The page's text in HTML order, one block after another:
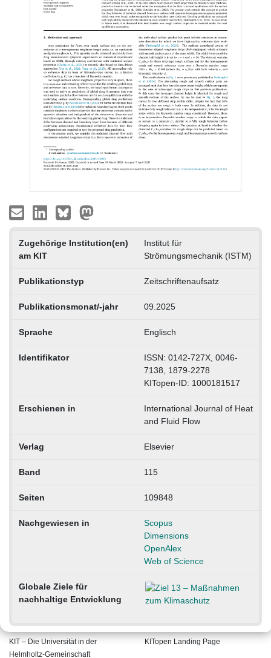
Zugehörige Institution(en)
am KIT
Institut für
Strömungsmechanik (ISTM)
Publikationstyp Zeitschriftenaufsatz
Publikationsmonat/-jahr 09.2025
Sprache Englisch
Identifikator
ISSN: 0142-727X, 0046-
7138, 1879-2278
KITopen-ID: 1000181517
Erschienen in
International Journal of Heat
and Fluid Flow
Verlag Elsevier
Band 115
Seiten 109848
Nachgewiesen in
Scopus
Dimensions
OpenAlex
Web of Science
Globale Ziele für
nachhaltige Entwicklung
KIT – Die Universität in der
Helmholtz-Gemeinschaft
KITopen Landing Page